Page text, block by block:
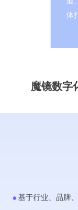
体
魔镜数字
基于行业、品牌